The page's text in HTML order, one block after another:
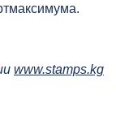
www.stamps.kg